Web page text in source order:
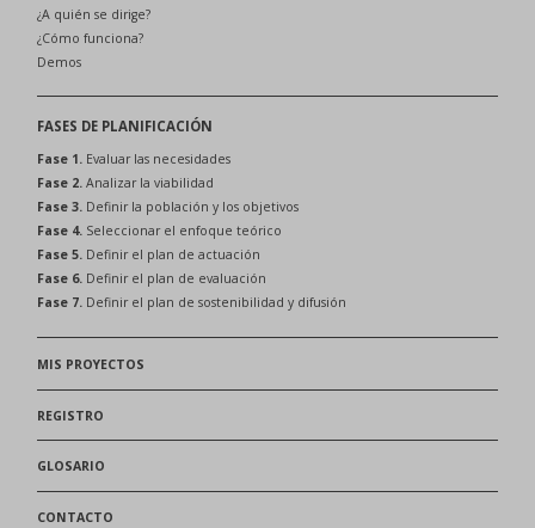
¿A quién se dirige?
¿Cómo funciona?
Demos
FASES DE PLANIFICACIÓN
Fase 1. Evaluar las necesidades
Fase 2. Analizar la viabilidad
Fase 3. Definir la población y los objetivos
Fase 4. Seleccionar el enfoque teórico
Fase 5. Definir el plan de actuación
Fase 6. Definir el plan de evaluación
Fase 7. Definir el plan de sostenibilidad y difusión
MIS PROYECTOS
REGISTRO
GLOSARIO
CONTACTO